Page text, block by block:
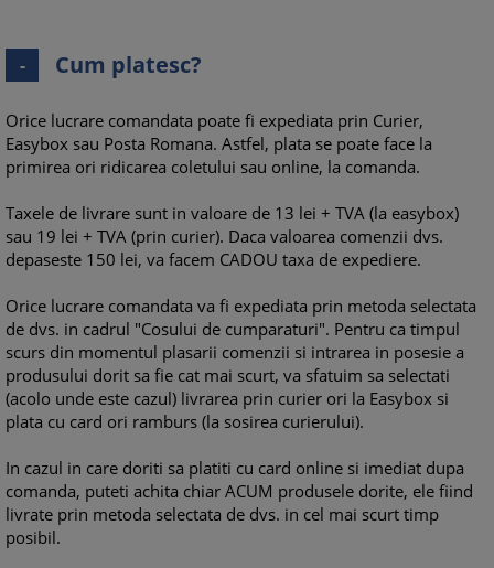
- Cum platesc?
Orice lucrare comandata poate fi expediata prin Curier,
Easybox sau Posta Romana. Astfel, plata se poate face la
primirea ori ridicarea coletului sau online, la comanda.
Taxele de livrare sunt in valoare de 13 lei + TVA (la easybox)
sau 19 lei + TVA (prin curier). Daca valoarea comenzii dvs.
depaseste 150 lei, va facem CADOU taxa de expediere.
Orice lucrare comandata va fi expediata prin metoda selectata
de dvs. in cadrul "Cosului de cumparaturi". Pentru ca timpul
scurs din momentul plasarii comenzii si intrarea in posesie a
produsului dorit sa fie cat mai scurt, va sfatuim sa selectati
(acolo unde este cazul) livrarea prin curier ori la Easybox si
plata cu card ori ramburs (la sosirea curierului).
In cazul in care doriti sa platiti cu card online si imediat dupa
comanda, puteti achita chiar ACUM produsele dorite, ele fiind
livrate prin metoda selectata de dvs. in cel mai scurt timp
posibil.